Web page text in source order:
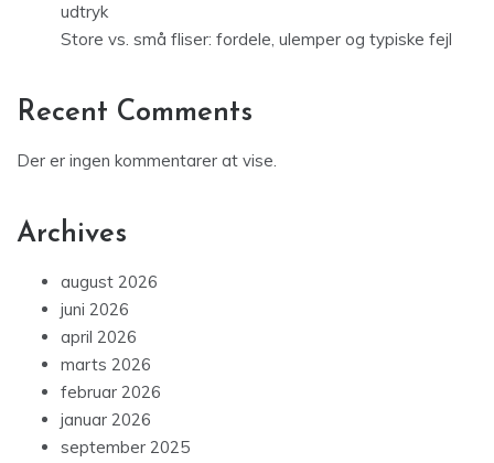
udtryk
Store vs. små fliser: fordele, ulemper og typiske fejl
Recent Comments
Der er ingen kommentarer at vise.
Archives
august 2026
juni 2026
april 2026
marts 2026
februar 2026
januar 2026
september 2025